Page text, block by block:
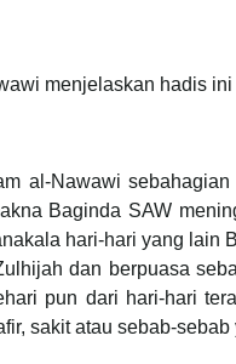
al-Nawawi
Baginda SAW
hari-hari yang lain
dan berpuasa
pun dari hari-hari
sakit atau sebab-sebab